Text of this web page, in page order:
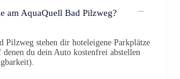
am AquaQuell Bad Pilzweg?
Pilzweg stehen dir hoteleigene Parkplätze
du dein Auto kostenfrei abstellen